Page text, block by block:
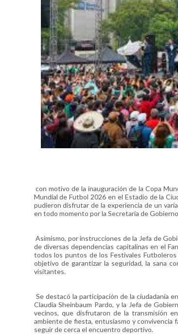
con motivo de la inauguración de la Copa
Mundial de Futbol 2026 en el Estadio de la
pudieron disfrutar de la experiencia de un
en todo momento por la Secretaría de
Asimismo, por instrucciones de la Jefa de
de diversas dependencias capitalinas en el
todos los puntos de los Festivales
objetivo de garantizar la seguridad, la sana
visitantes.
Se destacó la participación de la ciudadanía
Claudia Sheinbaum Pardo, y la Jefa de
vecinos, que disfrutaron de la transmisión
ambiente de fiesta, entusiasmo y convivencia
seguir de cerca el encuentro deportivo.